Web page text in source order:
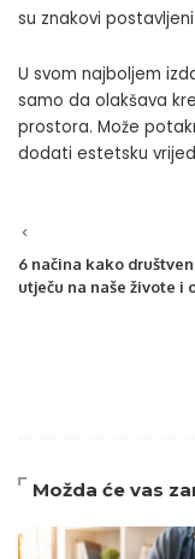
su znakovi
U svom najboljem
samo da olakšava
prostora. Može
dodati estetsku
6 načina kako
utječu na naše živote i
Možda će vas